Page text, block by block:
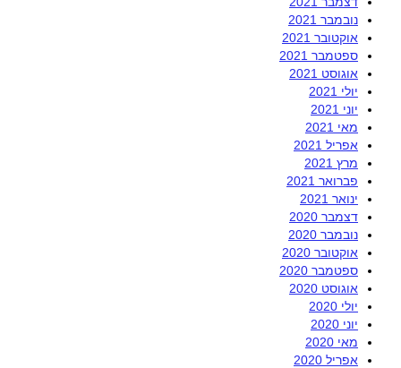
נובמבר 2021
אוקטובר 2021
ספטמבר 2021
אוגוסט 2021
יולי 2021
יוני 2021
מאי 2021
אפריל 2021
מרץ 2021
פברואר 2021
ינואר 2021
דצמבר 2020
נובמבר 2020
אוקטובר 2020
ספטמבר 2020
אוגוסט 2020
יולי 2020
יוני 2020
מאי 2020
אפריל 2020